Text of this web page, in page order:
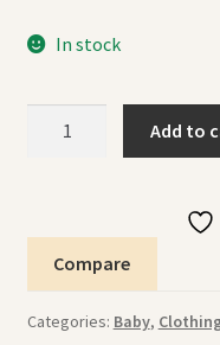
In stock
شباحات
الديناصورات
quantity
Add to
Compare
Categories: Baby,